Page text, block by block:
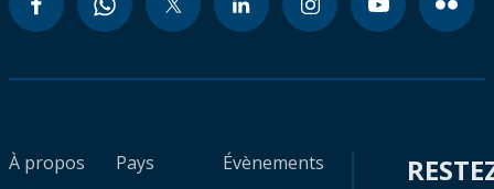
À propos
Pays
Évènements